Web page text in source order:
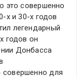
это совершенно
х и 30-х годов
легендарный
годов он
Донбасса
совершенно для